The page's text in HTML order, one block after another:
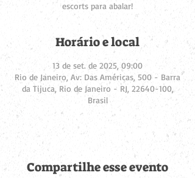
escorts para abalar!
Horário e local
13 de set. de 2025, 09:00
Rio de Janeiro, Av: Das Américas, 500 - Barra
da Tijuca, Rio de Janeiro - RJ, 22640-100,
Brasil
Compartilhe esse evento